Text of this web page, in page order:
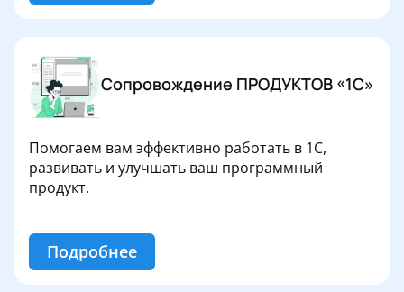
Сопровождение ПРОДУКТОВ «1С»
Помогаем вам эффективно работать в 1С,
развивать и улучшать ваш программный
продукт.
Подробнее